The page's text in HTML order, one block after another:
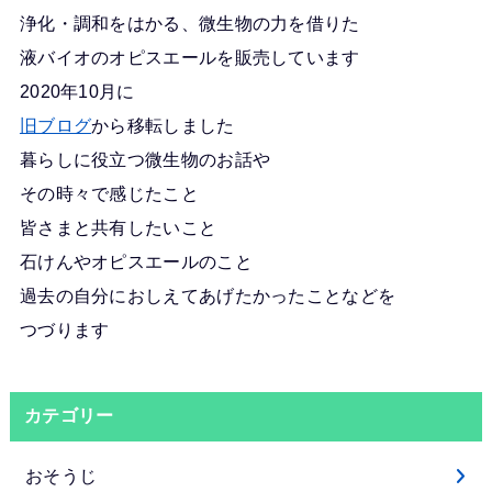
浄化・調和をはかる、微生物の力を借りた
液バイオのオピスエールを販売しています
2020年10月に
旧ブログから移転しました
暮らしに役立つ微生物のお話や
その時々で感じたこと
皆さまと共有したいこと
石けんやオピスエールのこと
過去の自分におしえてあげたかったことなどを
つづります
カテゴリー
おそうじ